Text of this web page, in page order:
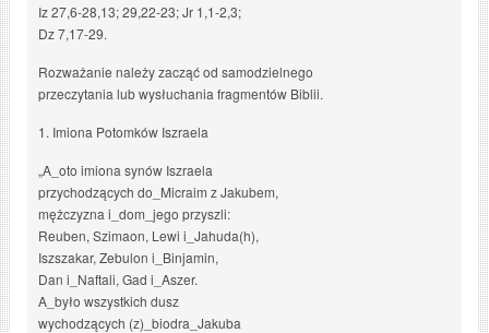
Iz 27,6-28,13; 29,22-23; Jr 1,1-2,3;
Dz 7,17-29.
Rozważanie należy zacząć od samodzielnego
przeczytania lub wysłuchania fragmentów Biblii.
1. Imiona Potomków Iszraela
„A_oto imiona synów Iszraela
przychodzących do_Micraim z Jakubem,
mężczyzna i_dom_jego przyszli:
Reuben, Szimaon, Lewi i_Jahuda(h),
Iszszakar, Zebulon i_Binjamin,
Dan i_Naftali, Gad i_Aszer.
A_było wszystkich dusz
wychodzących (z)_biodra_Jakuba